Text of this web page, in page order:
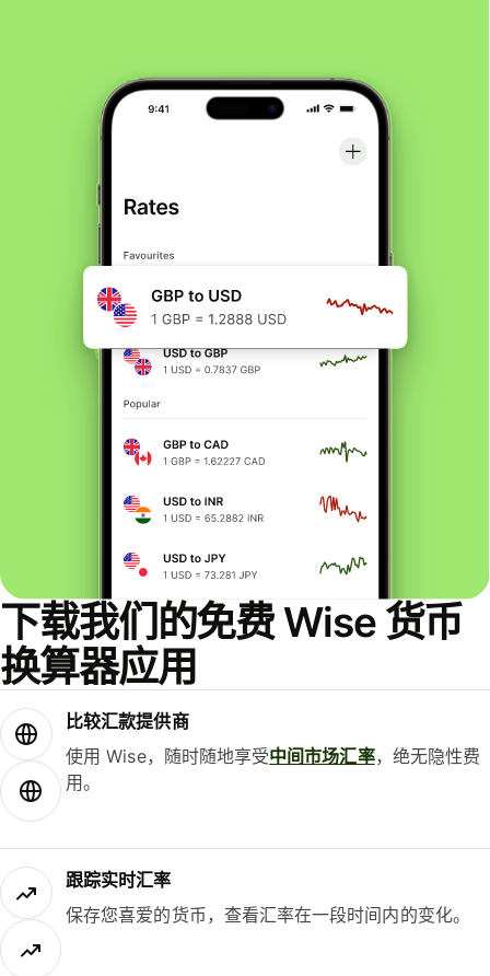
下载我们的免费 Wise 货币
换算器应用
比较汇款提供商
使用 Wise，随时随地享受中间市场汇率，绝无隐性费
用。
跟踪实时汇率
保存您喜爱的货币，查看汇率在一段时间内的变化。